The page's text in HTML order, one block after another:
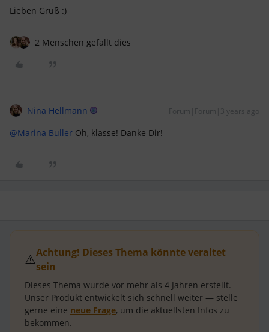
Lieben Gruß :)
2 Menschen gefällt dies
Nina Hellmann Forum|Forum|3 years ago
@Marina Buller Oh, klasse! Danke Dir!
⚠️Achtung! Dieses Thema könnte veraltet
sein
Dieses Thema wurde vor mehr als 4 Jahren erstellt.
Unser Produkt entwickelt sich schnell weiter — stelle
gerne eine neue Frage, um die aktuellsten Infos zu
bekommen.